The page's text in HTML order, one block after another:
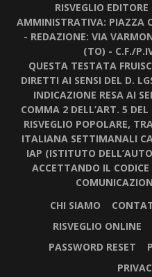
RISVEGLIO
AMMINISTRATIVA: PIAZZA
- REDAZIONE: VIA
(TO) - C.F./
QUESTA TESTATA
DIRETTI AI SENSI DEL D.
INDICAZIONE RESA AI
COMMA 2 DELL’ART. 5
RISVEGLIO POPOLARE,
ITALIANA SETTIMANALI
IAP (ISTITUTO
ACCETTANDO IL
CHI SIAMO
RISVEGLIO ONLINE
PASSWORD RESET